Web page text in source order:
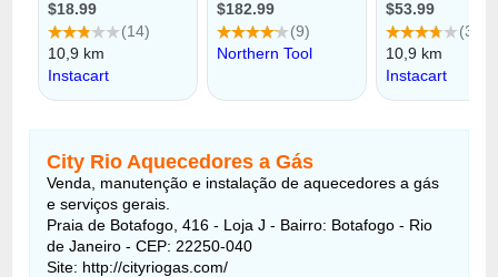
City Rio Aquecedores a Gás
Venda, manutenção e instalação de aquecedores a gás
e serviços gerais.
Praia de Botafogo, 416 - Loja J - Bairro: Botafogo - Rio
de Janeiro - CEP: 22250-040
Site: http://cityriogas.com/